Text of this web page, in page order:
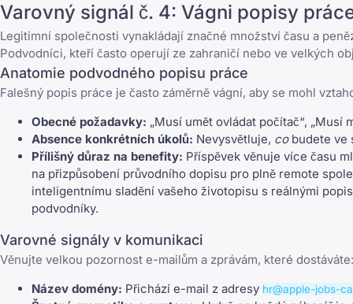
Varovný signál č. 4: Vágni popisy
Legitimní společnosti vynakládají značné množství času a
Podvodníci, kteří často operují ze zahraničí nebo ve velkých
Anatomie podvodného popisu práce
Falešný popis práce je často záměrně vágní, aby se mohl
Obecné požadavky: „Musí umět ovládat počítač“, „Musí
Absence konkrétních úkolů: Nevysvětluje, cobudete ve
Přílišný důraz na benefity: Příspěvek věnuje více času
na přizpůsobení průvodního dopisu pro plně remote
inteligentnímu sladění vašeho životopisu s reálnými
podvodníky.
Varovné signály v komunikaci
Věnujte velkou pozornost e-mailům a zprávám, které dostáváte:
Název domény: Přichází e-mail z adresy hr@apple-jobs-